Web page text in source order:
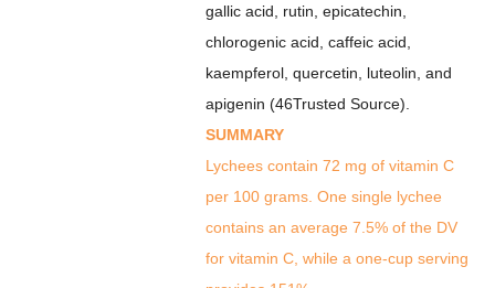
gallic acid, rutin, epicatechin,
chlorogenic acid, caffeic acid,
kaempferol, quercetin, luteolin, and
apigenin (46Trusted Source).
SUMMARY
Lychees contain 72 mg of vitamin C
per 100 grams. One single lychee
contains an average 7.5% of the DV
for vitamin C, while a one-cup serving